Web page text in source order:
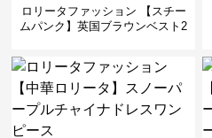
ロリータファッション 【スチー
ムパンク】英国ブラウンベスト2